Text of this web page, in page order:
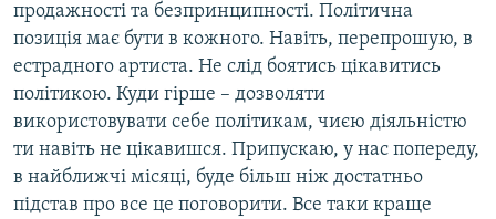
продажності та безпринципності. Політична
позиція має бути в кожного. Навіть, перепрошую, в
естрадного артиста. Не слід боятись цікавитись
політикою. Куди гірше – дозволяти
використовувати себе політикам, чиєю діяльністю
ти навіть не цікавишся. Припускаю, у нас попереду,
в найближчі місяці, буде більш ніж достатньо
підстав про все це поговорити. Все таки краще